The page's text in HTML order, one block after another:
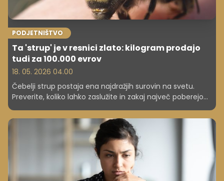
PODJETNIŠTVO
Ta 'strup' je v resnici zlato: kilogram prodajo
tudi za 100.000 evrov
18. 05. 2026 04.00
Čebelji strup postaja ena najdražjih surovin na svetu.
Preverite, koliko lahko zaslužite in zakaj največ poberejo
posredniki.